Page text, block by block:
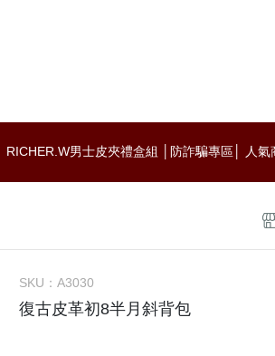
│ RICHER.W男士皮夾禮盒組 │ 防詐騙專區│ 人氣
SKU：A3030
復古皮革初8半月斜背包